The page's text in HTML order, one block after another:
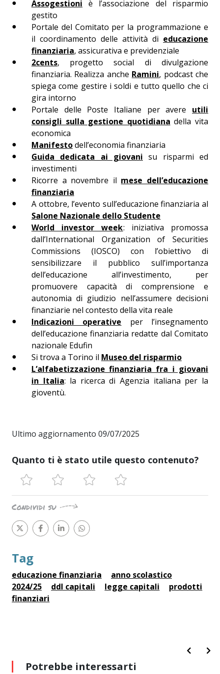
Assogestioni è l’associazione del risparmio
gestito
Portale del Comitato per la programmazione e
il coordinamento delle attività di educazione
finanziaria, assicurativa e previdenziale
2cents, progetto social di divulgazione
finanziaria. Realizza anche Ramini, podcast che
spiega come gestire i soldi e tutto quello che ci
gira intorno
Portale delle Poste Italiane per avere utili
consigli sulla gestione quotidiana della vita
economica
Manifestodell’economia finanziaria
Guida dedicata ai giovani su risparmi ed
investimenti
Ricorre a novembre il mese dell’educazione
finanziaria
A ottobre, l’evento sull’educazione finanziaria al
Salone Nazionale dello Studente
World investor week: iniziativa promossa
dall’International Organization of Securities
Commissions (IOSCO) con l’obiettivo di
sensibilizzare il pubblico sull’importanza
dell’educazione all’investimento, per
promuovere capacità di comprensione e
autonomia di giudizio nell’assumere decisioni
finanziarie nel contesto della vita reale
Indicazioni operative per l’insegnamento
dell’educazione finanziaria redatte dal Comitato
nazionale Edufin
Si trova a Torino il Museo del risparmio
L’alfabetizzazione finanziaria fra i giovani
in Italia: la ricerca di Agenzia italiana per la
gioventù.
Ultimo aggiornamento 09/07/2025
Quanto ti è stato utile questo contenuto?
Condividi su
Tag
educazione finanziaria
anno scolastico
2024/25
ddl capitali legge capitali
prodotti
finanziari
Potrebbe interessarti